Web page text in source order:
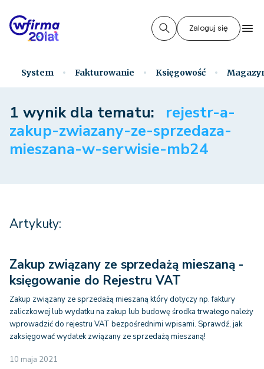
Zaloguj się
System Fakturowanie Księgowość
1 wynik dla tematu:
rejestr-a-
zakup-zwiazany-ze-sprzedaza-
mieszana-w-serwisie-mb24
Artykuły:
Zakup związany ze sprzedażą mieszaną -
księgowanie do Rejestru VAT
Zakup związany ze sprzedażą mieszaną który dotyczy np. faktury
zaliczkowej lub wydatku na zakup lub budowę środka trwałego należy
wprowadzić do rejestru VAT bezpośrednimi wpisami. Sprawdź, jak
zaksięgować wydatek związany ze sprzedażą mieszaną!
10 maja 2021